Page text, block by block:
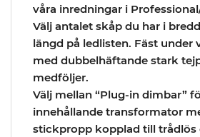
våra inredningar i
Välj antalet skåp du har i
längd på ledlisten. Fäst under
med dubbelhäftande stark
medföljer.
Välj mellan “Plug-in dimbar”
innehållande transformator
stickpropp kopplad till trådlös